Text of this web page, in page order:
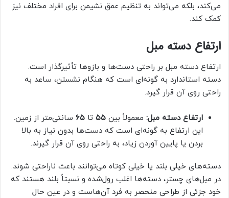
می‌کند، بلکه می‌تواند به تنظیم عمق نشیمن برای افراد مختلف نیز
کمک کند.
ارتفاع دسته مبل
ارتفاع دسته مبل بر راحتی دست‌ها و بازوها تأثیرگذار است.
دسته استاندارد به گونه‌ای است که هنگام نشستن، ساعد به
راحتی روی آن قرار گیرد.
ارتفاع دسته مبل: معمولاً بین ۵۵ تا ۶۵ سانتی‌متر از زمین.
این ارتفاع به گونه‌ای است که دست‌ها بدون نیاز به بالا
بردن یا پایین آوردن زیاد، به راحتی روی آن قرار گیرند.
دسته‌های خیلی بلند یا خیلی کوتاه می‌توانند باعث ناراحتی شوند.
در مبل‌های چستر، دسته‌ها اغلب رول‌شده و نسبتاً بلند هستند که
خود جزئی از طراحی منحصر به فرد آن‌هاست و در عین حال